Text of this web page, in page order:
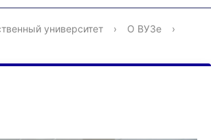
НАУЧНАЯ
ДЕЯТЕЛЬНОСТЬ
университет › О ВУЗе
›